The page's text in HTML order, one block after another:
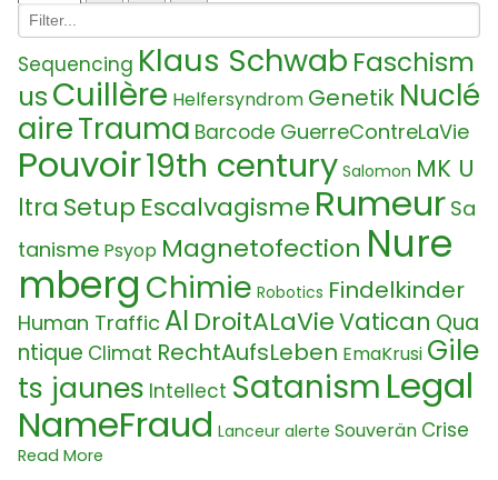
Sequencing Klaus Schwab Faschism
usCuillère Helfersyndrom Genetik Nuclé
aireTrauma Barcode GuerreContreLaVie
Pouvoir19th century Salomon MK U
ltra Setup Escalvagisme Rumeur Sa
tanisme Psyop Magnetofection Nure
mberg Chimie Robotics Findelkinder
Human Traffic AI DroitALaVieVatican Qua
ntique Climat RechtAufsLeben EmaKrusi Gile
ts jaunes Intellect Satanism Legal
NameFraud Lanceur alerte Souverän Crise
Alimentaire
Read More